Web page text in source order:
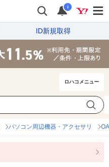
i
ID新規取得
ロハコメニュー
パソコン周辺機器・アクセサリ